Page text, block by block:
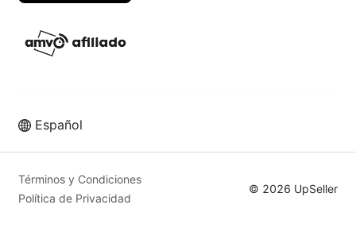
Vende más en los mejores
Español
Términos y Condiciones
Política de Privacidad
© 2026 UpSeller